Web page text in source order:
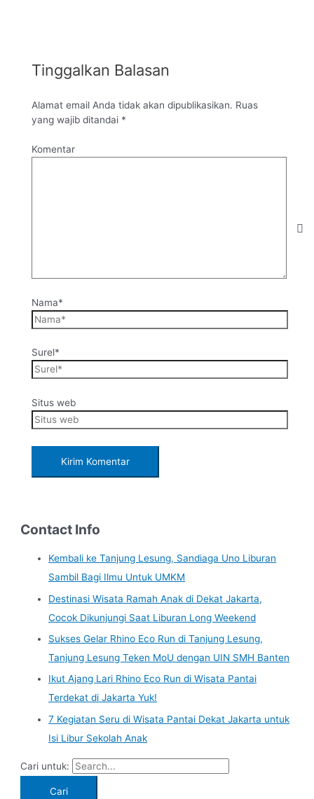
Tinggalkan Balasan
Alamat email Anda tidak akan dipublikasikan. Ruas
yang wajib ditandai *
Komentar
Nama*
Surel*
Situs web
Contact Info
Kembali ke Tanjung Lesung, Sandiaga Uno Liburan
Sambil Bagi Ilmu Untuk UMKM
Destinasi Wisata Ramah Anak di Dekat Jakarta,
Cocok Dikunjungi Saat Liburan Long Weekend
Sukses Gelar Rhino Eco Run di Tanjung Lesung,
Tanjung Lesung Teken MoU dengan UIN SMH Banten
Ikut Ajang Lari Rhino Eco Run di Wisata Pantai
Terdekat di Jakarta Yuk!
7 Kegiatan Seru di Wisata Pantai Dekat Jakarta untuk
Isi Libur Sekolah Anak
Cari untuk: